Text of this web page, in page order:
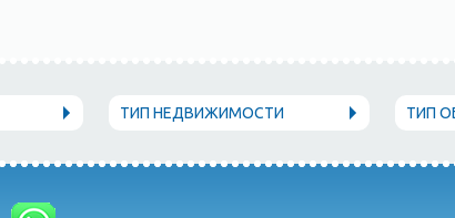
ТИП НЕДВИЖИМОСТИ ТИП